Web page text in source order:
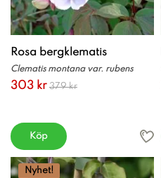
Rosa bergklematis
Clematis montana var. rubens
303 kr 379 kr
Köp
Nyhet!